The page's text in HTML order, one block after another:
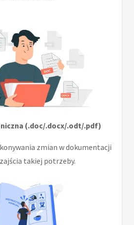
(.doc/.docx/.odt/.pdf)
zmian w dokumentacji
takiej potrzeby.